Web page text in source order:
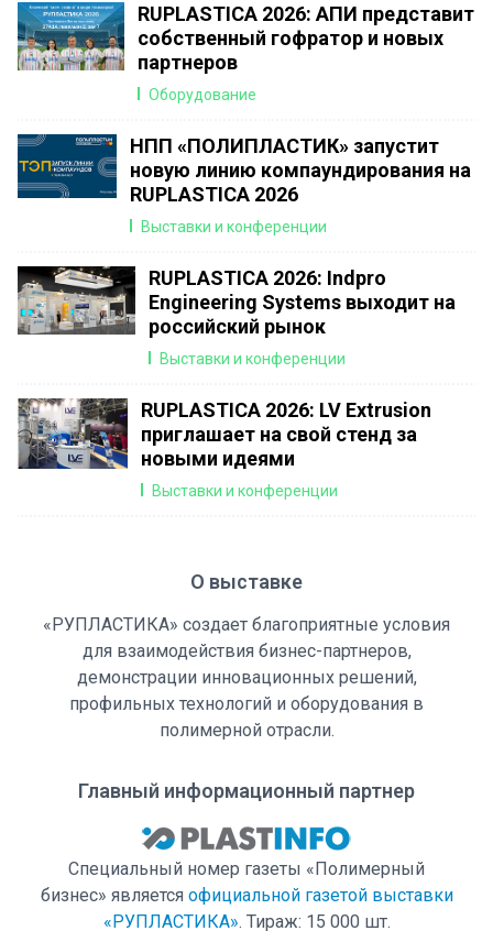
RUPLASTICA 2026: АПИ представит
собственный гофратор и новых
партнеров
Оборудование
НПП «ПОЛИПЛАСТИК» запустит
новую линию компаундирования на
RUPLASTICA 2026
Выставки и конференции
RUPLASTICA 2026: Indpro
Engineering Systems выходит на
российский рынок
Выставки и конференции
RUPLASTICA 2026: LV Extrusion
приглашает на свой стенд за
новыми идеями
Выставки и конференции
О выставке
«РУПЛАСТИКА» создает благоприятные условия
для взаимодействия бизнес-партнеров,
демонстрации инновационных решений,
профильных технологий и оборудования в
полимерной отрасли.
Главный информационный партнер
Специальный номер газеты «Полимерный
бизнес» является официальной газетой выставки
«РУПЛАСТИКА». Тираж: 15 000 шт.